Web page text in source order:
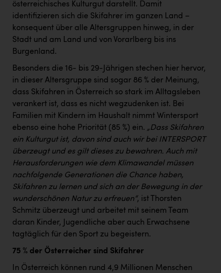
TGW Logistics
TRAILOMAT & Cycling Austria
VERITAS
Vorlagenportal
Wir besiegen Krebs
Wirtschaftskammer OÖ
ZGONC
ZULuft - Zukunft Luft Austria
Österreichisches Hebammengremium
Wirtschaftskammer OÖ Energiehandel
Dopgas
kontakt
österreichisches Kulturgut darstellt. Damit
identifizieren sich die Skifahrer im ganzen Land –
konsequent über alle Altersgruppen hinweg, in der
Stadt und am Land und von Vorarlberg bis ins
Burgenland.
Besonders die 16- bis 29-Jährigen stechen hier hervor,
in dieser Altersgruppe sind sogar 86 % der Meinung,
dass Skifahren in Österreich so stark im Alltagsleben
verankert ist, dass es nicht wegzudenken ist. Bei
Familien mit Kindern im Haushalt nimmt Wintersport
ebenso eine hohe Priorität (85 %) ein. „Dass Skifahren
ein Kulturgut ist, davon sind auch wir bei INTERSPORT
überzeugt und es gilt dieses zu bewahren. Auch mit
Herausforderungen wie dem Klimawandel müssen
nachfolgende Generationen die Chance haben,
Skifahren zu lernen und sich an der Bewegung in der
wunderschönen Natur zu erfreuen“, ist Thorsten
Schmitz überzeugt und arbeitet mit seinem Team
daran Kinder, Jugendliche aber auch Erwachsene
tagtäglich für den Sport zu begeistern.
75 % der Österreicher sind Skifahrer
In Österreich können rund 4,9 Millionen Menschen